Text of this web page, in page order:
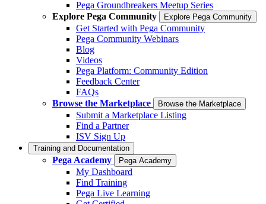
Pega Groundbreakers Meetup Series
Explore Pega Community
Explore Pega Community
Get Started with Pega Community
Pega Community Webinars
Blog
Videos
Pega Platform: Community Edition
Feedback Center
FAQs
Browse the Marketplace
Browse the Marketplace
Submit a Marketplace Listing
Find a Partner
ISV Sign Up
Training and Documentation
Pega Academy Pega Academy
My Dashboard
Find Training
Pega Live Learning